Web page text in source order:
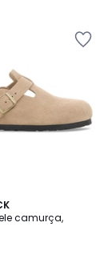
camurça,